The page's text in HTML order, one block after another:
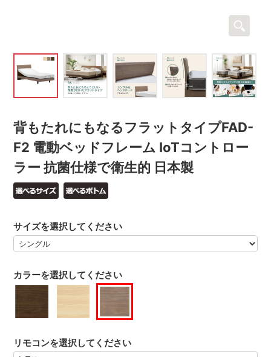
背もたれにもなるフラットタイプFAD-
F2 電動ベッドフレーム IoTコントロー
ラー 抗菌仕様で衛生的 日本製
カラーを選択してください
サイズを選択してください
リモコンを選択してください